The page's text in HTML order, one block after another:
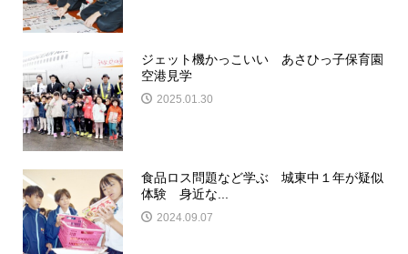
ジェット機かっこいい あさひっ子保育園
空港見学
2025.01.30
食品ロス問題など学ぶ 城東中１年が疑似
体験 身近な...
2024.09.07